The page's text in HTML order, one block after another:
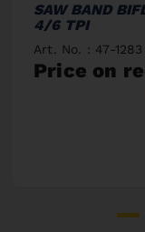
SAW BAND
4/6 TPI
Art. No. : 47-1283
Price on